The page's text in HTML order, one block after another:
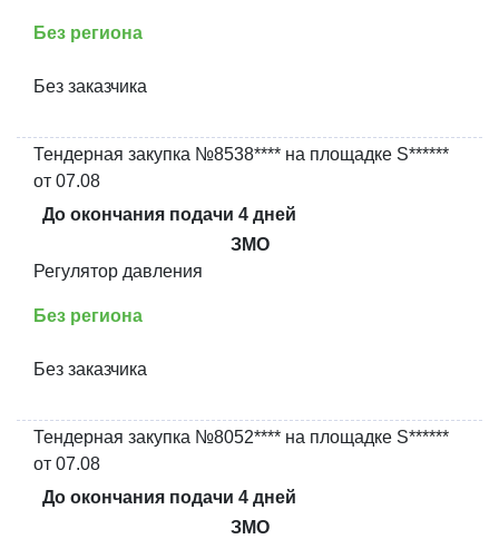
Без региона
Без заказчика
Тендерная закупка №8538**** на площадке S******
от 07.08
До окончания подачи 4 дней
ЗМО
Регулятор давления
Без региона
Без заказчика
Тендерная закупка №8052**** на площадке S******
от 07.08
До окончания подачи 4 дней
ЗМО